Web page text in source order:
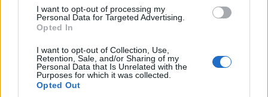
I want to opt-out of processing my
Personal Data for Targeted Advertising.
Opted In
I want to opt-out of Collection, Use,
Retention, Sale, and/or Sharing of my
Personal Data that Is Unrelated with the
Purposes for which it was collected.
Opted Out
Mivel a munkavállalók és munkáltatók közti kapcsolat
nem éppen a legjobb, a HR-vezetők azt remélik, hogy a
munkahelyi szokásokat vezetnek be.
Változnak a külföldi toborzás feltételei
Átírhatja a munkaerőpiaci viszonyokat az új szabályozás.